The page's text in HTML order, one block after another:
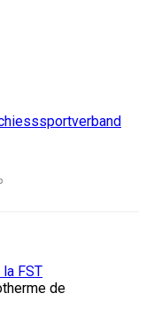
FST
de